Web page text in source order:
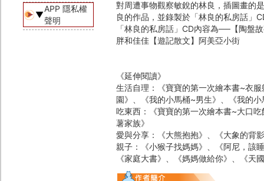
▼
APP 隱私權
聲明
對周遭事物觀察敏銳的林良，插圖畫的
良的作品，並錄製於「林良的私房話」
「林良的私房話」CD內容為──【陶盤
胖和佳佳【遊記散文】阿美亞小街
《延伸閱讀》
生活自理：《寶寶的第一次繪本書~衣
園》、《我的小馬桶~男生》、《我的
吃東西：《寶寶的第一次繪本書~大口
薯家族》
愛與分享：《大熊抱抱》、《大象的背
親子：《小猴子找媽媽》、《阿尼，該
《家庭大書》、《媽媽做給你》、《天